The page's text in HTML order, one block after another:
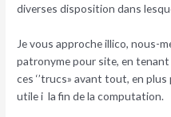
diverses disposition dans
Je vous approche illico, nous-
patronyme pour site, en
ces ‘’trucs» avant tout, en
utile i la fin de la computation.